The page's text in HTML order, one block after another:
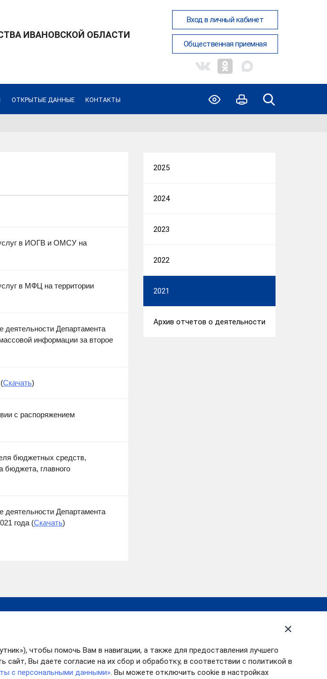
ИВАНОВСКОЙ ОБЛАСТИ
Вход в личный кабинет
Общественная приемная
ОТКРЫТЫЕ ДАННЫЕ КОНТАКТЫ
чтобы помочь Вам в навигации, а также для предоставления лучшего
Вы даете согласие на их сбор и обработку, в соответствии с политикой в
с персональными данными». Вы можете отключить cookie в настройках
услуг в ИОГВ и ОМСУ на
в МФЦ на территории
деятельности Департамента
информации за второе
Скачать)
с распоряжением
бюджетных средств,
бюджета, главного
деятельности Департамента
года (Скачать)
2025
2024
2023
2022
2021
Архив отчетов о деятельности
Контакты